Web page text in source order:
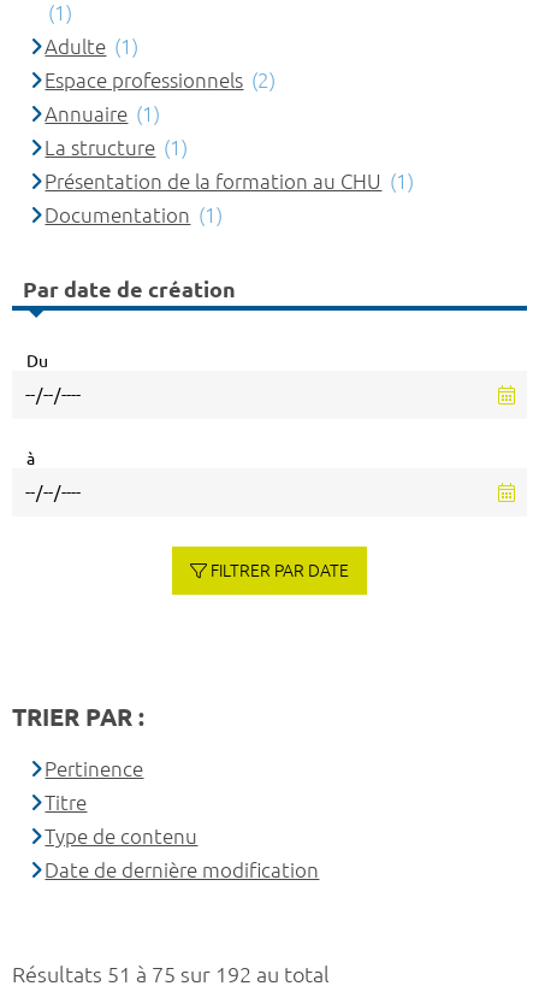
Résultats 51 à 75 sur 192 au total
(1)
Adulte (1)
Espace professionnels (2)
Annuaire (1)
La structure (1)
Présentation de la formation au CHU (1)
Documentation (1)
Par date de création
Du
à
FILTRER PAR DATE
TRIER PAR :
Pertinence
Titre
Type de contenu
Date de dernière modification